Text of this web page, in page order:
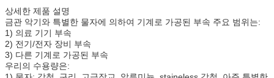
상세한 제품 설명
금관 악기와 특별한 물자에 의하여 기계로 가공된 부속 주요 범위는:
1) 의료 기기 부속
2) 전기/전자 장비 부속
3) 다른 기계로 가공된 부속
우리의 수용량은: